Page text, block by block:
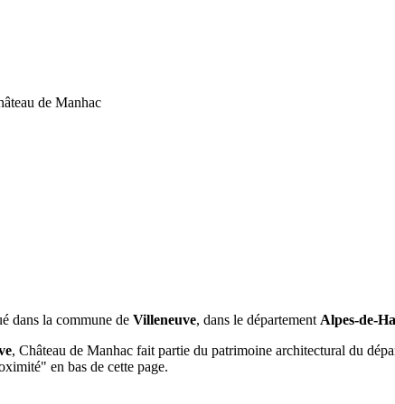
de Manhac
dans la commune de Villeneuve, dans le département Alpes-de-
, Château de Manhac fait partie du patrimoine architectural du
en bas de cette page.